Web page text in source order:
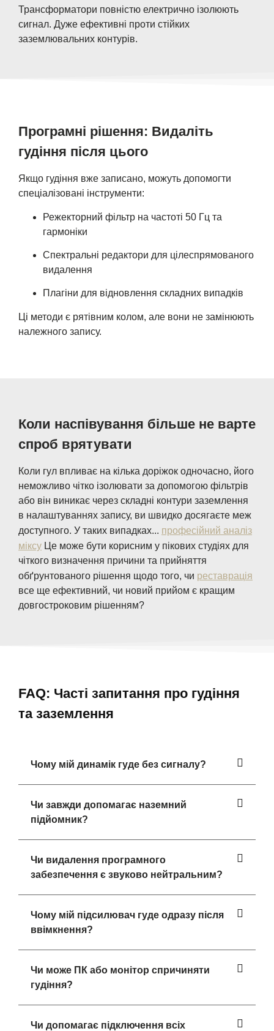
Трансформатори повністю електрично ізолюють
сигнал. Дуже ефективні проти стійких
заземлювальних контурів.
Програмні рішення: Видаліть
гудіння після цього
Якщо гудіння вже записано, можуть допомогти
спеціалізовані інструменти:
Режекторний фільтр на частоті 50 Гц та
гармоніки
Спектральні редактори для цілеспрямованого
видалення
Плагіни для відновлення складних випадків
Ці методи є рятівним колом, але вони не замінюють
належного запису.
Коли наспівування більше не варте
спроб врятувати
Коли гул впливає на кілька доріжок одночасно, його
неможливо чітко ізолювати за допомогою фільтрів
або він виникає через складні контури заземлення
в налаштуваннях запису, ви швидко досягаєте меж
доступного. У таких випадках... професійний аналіз
міксу Це може бути корисним у пікових студіях для
чіткого визначення причини та прийняття
обґрунтованого рішення щодо того, чи реставрація
все ще ефективний, чи новий прийом є кращим
довгостроковим рішенням?
FAQ: Часті запитання про гудіння
та заземлення
Чому мій динамік гуде без сигналу?
Чи завжди допомагає наземний
підйомник?
Чи видалення програмного
забезпечення є звуково нейтральним?
Чому мій підсилювач гуде одразу після
ввімкнення?
Чи може ПК або монітор спричиняти
гудіння?
Чи допомагає підключення всіх